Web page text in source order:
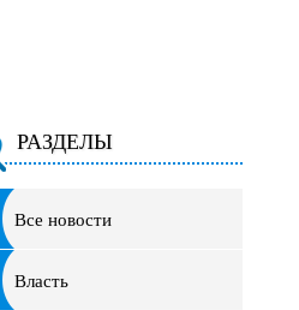
РАЗДЕЛЫ
Все новости
Власть